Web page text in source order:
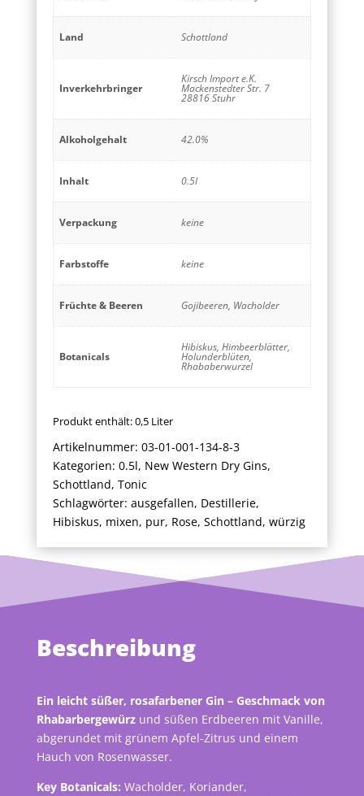
Land Schottland
Inverkehrbringer
Kirsch Import e.K.
Mackenstedter Str. 7
28816 Stuhr
Alkoholgehalt 42.0%
Inhalt 0.5l
Verpackung keine
Farbstoffe keine
Früchte & Beeren Gojibeeren, Wacholder
Botanicals
Hibiskus, Himbeerblätter,
Holunderblüten,
Rhababerwurzel
Produkt enthält: 0,5 Liter
Artikelnummer: 03-01-001-134-8-3
Kategorien: 0.5l, New Western Dry Gins,
Schottland, Tonic
Schlagwörter: ausgefallen, Destillerie,
Hibiskus, mixen, pur, Rose, Schottland, würzig
Beschreibung
Ein leicht süßer, rosafarbener Gin – Geschmack von
Rhabarbergewürzund süßen Erdbeeren mit Vanille,
abgerundet mit grünem Apfel-Zitrus und einem
Hauch von Rosenwasser.
Key Botanicals: Wacholder, Koriander,